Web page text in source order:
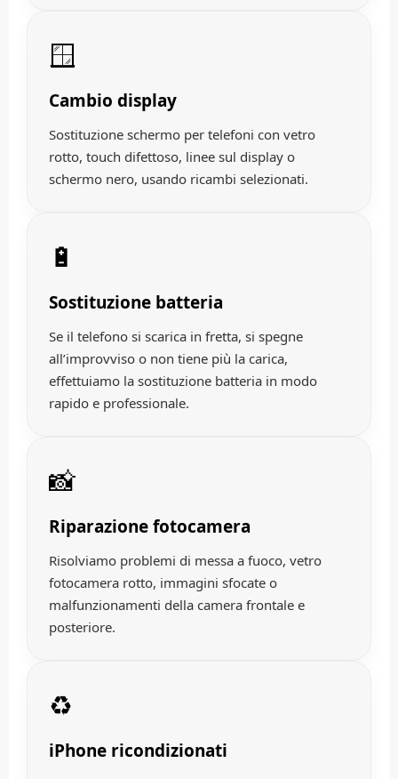
🪟
Cambio display
Sostituzione schermo per telefoni con vetro
rotto, touch difettoso, linee sul display o
schermo nero, usando ricambi selezionati.
🔋
Sostituzione batteria
Se il telefono si scarica in fretta, si spegne
all’improvviso o non tiene più la carica,
effettuiamo la sostituzione batteria in modo
rapido e professionale.
📸
Riparazione fotocamera
Risolviamo problemi di messa a fuoco, vetro
fotocamera rotto, immagini sfocate o
malfunzionamenti della camera frontale e
posteriore.
♻️
iPhone ricondizionati